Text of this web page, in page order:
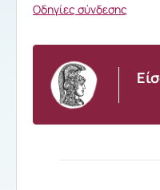
Οδηγίες σύνδεσης